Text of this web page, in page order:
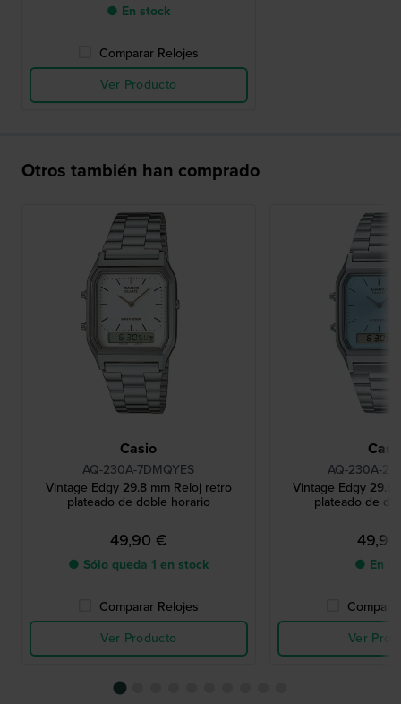
● En stock
Comparar Relojes
Ver Producto
Otros también han comprado
Casio
AQ-230A-7DMQYES
Vintage Edgy 29.8 mm Reloj retro
plateado de doble horario
49,90 €
● Sólo queda 1 en stock
Comparar Relojes
Ver Producto
AQ-230A-
Vintage Edgy 29.8
plateado de
● En
Ver